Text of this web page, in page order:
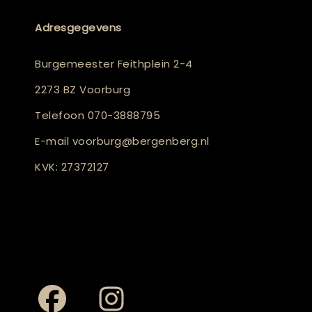
Adresgegevens
Burgemeester Feithplein 2-4
2273 BZ Voorburg
Telefoon 070-3888795
E-mail voorburg@bergenberg.nl
KVK: 27372127